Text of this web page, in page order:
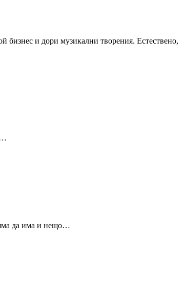
бизнес и дори музикални творения. Естествено,
да има и нещо…